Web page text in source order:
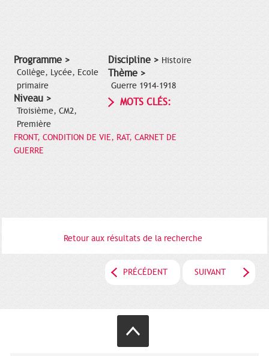
Programme >
Collège, Lycée, Ecole
primaire
Niveau >
Troisième, CM2,
Première
Discipline > Histoire
Thème >
Guerre 1914-1918
MOTS CLÉS:
FRONT, CONDITION DE VIE, RAT, CARNET DE
GUERRE
Retour aux résultats de la recherche
PRÉCÉDENT SUIVANT